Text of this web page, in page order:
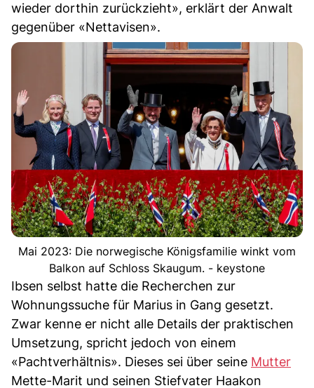
wieder dorthin zurückzieht», erklärt der Anwalt
gegenüber «Nettavisen».
Mai 2023: Die norwegische Königsfamilie winkt vom
Balkon auf Schloss Skaugum. - keystone
Ibsen selbst hatte die Recherchen zur
Wohnungssuche für Marius in Gang gesetzt.
Zwar kenne er nicht alle Details der praktischen
Umsetzung, spricht jedoch von einem
«Pachtverhältnis». Dieses sei über seine Mutter
Mette-Marit und seinen Stiefvater Haakon